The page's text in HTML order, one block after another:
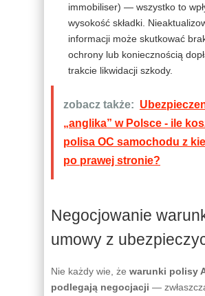
immobiliser) — wszystko to
wysokość składki.
informacji może skutkować
ochrony lub koniecznością
trakcie likwidacji szkody.
zobacz także:
„anglika” w Polsce - ile
polisa OC samochodu z
po prawej stronie?
Negocjowanie
umowy z
Nie każdy wie, że warunki polisy
podlegają negocjacji —